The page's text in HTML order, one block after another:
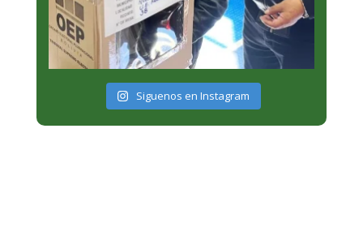
Siguenos en Instagram